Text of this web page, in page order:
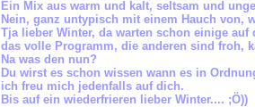
Ein Mix aus warm und kalt, seltsam und
Nein, ganz untypisch mit einem Hauch von,
Tja lieber Winter, da warten schon einige
das volle Programm, die anderen sind froh,
Na was den nun?
Du wirst es schon wissen wann es in
ich freu mich jedenfalls auf dich.
Bis auf ein wiederfrieren lieber Winter.... ;Ö))